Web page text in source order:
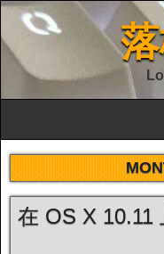
在 OS X 10.11